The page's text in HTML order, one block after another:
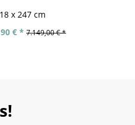
x 247 cm
€ * 7.149,00 € *